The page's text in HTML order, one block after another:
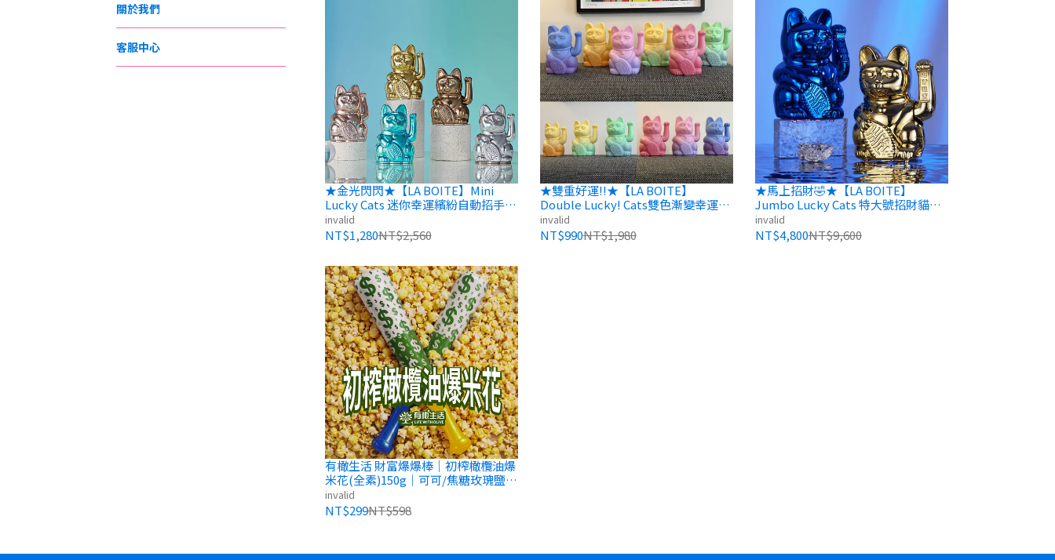
關於我們
客服中心
★金光閃閃★【LA BOITE】Mini
Lucky Cats 迷你幸運繽紛自動招手招
財貓（共5色）7x5x10cm
invalid
NT$1,280NT$2,560
★雙重好運!!★【LA BOITE】
Double Lucky! Cats雙色漸變幸運繽
紛自動招手招財貓（六種配色）
10.5x15cm
invalid
NT$990NT$1,980
★馬上招財🤣★【LA BOITE】
Jumbo Lucky Cats 特大號招財貓
（共5色）16x14x30cm
invalid
NT$4,800NT$9,600
有橄生活 財富爆爆棒｜初榨橄欖油爆
米花(全素)150g｜可可/焦糖玫瑰鹽口
味
invalid
NT$299NT$598